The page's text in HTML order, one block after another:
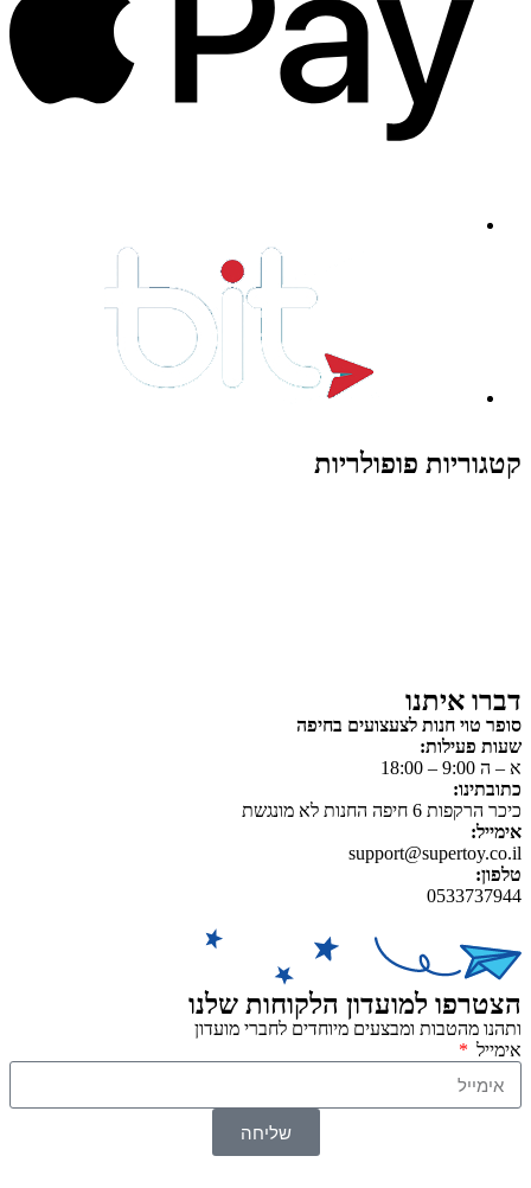
קטגוריות פופולריות
דברו איתנו
סופר טוי חנות לצעצועים בחיפה
שעות פעילות:
א – ה 9:00 – 18:00
כתובתינו:
כיכר הרקפות 6 חיפה החנות לא מונגשת
אימייל:
support@supertoy.co.il
טלפון:
0533737944
הצטרפו למועדון הלקוחות שלנו
ותהנו מהטבות ומבצעים מיוחדים לחברי מועדון
אימייל
שליחה